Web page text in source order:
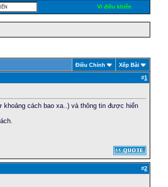
Vi điều khiển
Ðiều Chỉnh Xếp Bài
#1
cách bao xa..) và thông tin được hiển
#2